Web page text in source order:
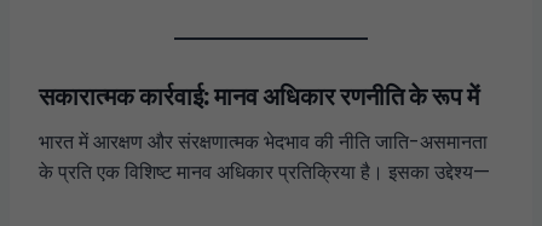
सकारात्मक कार्रवाई: मानव अधिकार रणनीति के रूप में
भारत में आरक्षण और संरक्षणात्मक भेदभाव की नीति जाति-असमानता
के प्रति एक विशिष्ट मानव अधिकार प्रतिक्रिया है। इसका उद्देश्य—